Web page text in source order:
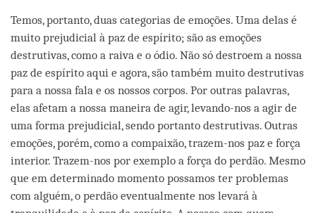
Temos, portanto, duas categorias de emoções. Uma delas é
muito prejudicial à paz de espírito; são as emoções
destrutivas, como a raiva e o ódio. Não só destroem a nossa
paz de espírito aqui e agora, são também muito destrutivas
para a nossa fala e os nossos corpos. Por outras palavras,
elas afetam a nossa maneira de agir, levando-nos a agir de
uma forma prejudicial, sendo portanto destrutivas. Outras
emoções, porém, como a compaixão, trazem-nos paz e força
interior. Trazem-nos por exemplo a força do perdão. Mesmo
que em determinado momento possamos ter problemas
com alguém, o perdão eventualmente nos levará à